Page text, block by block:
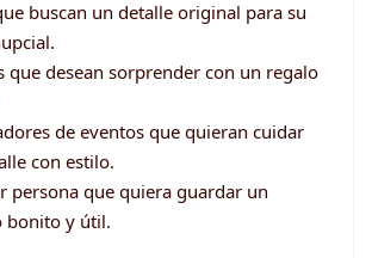
buscan un detalle original para su
que desean sorprender con un regalo
de eventos que quieran cuidar
con estilo.
persona que quiera guardar un
bonito y útil.